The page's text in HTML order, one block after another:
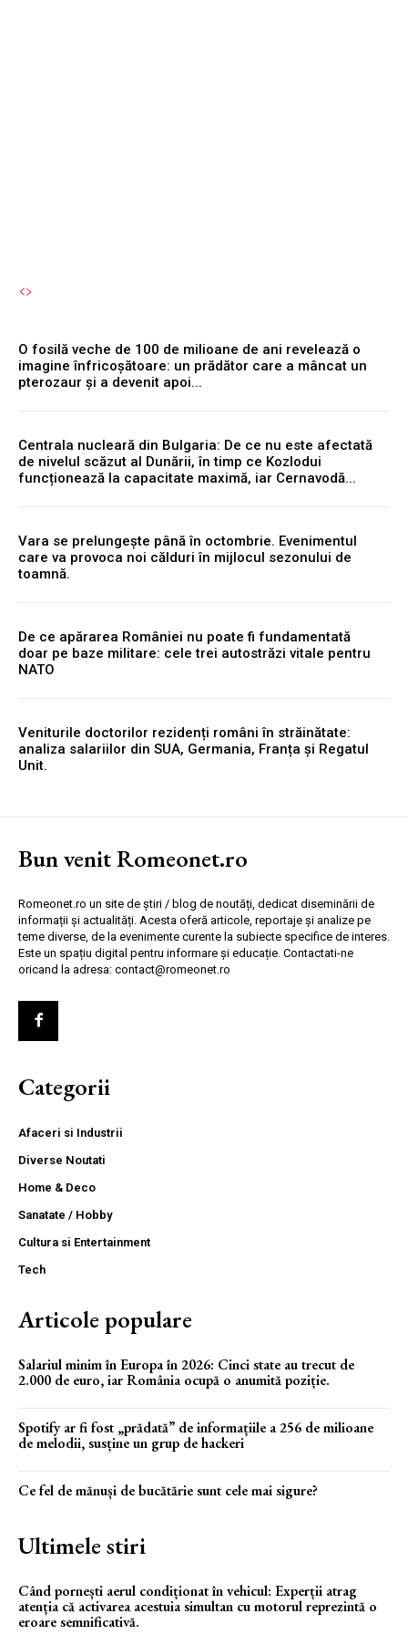
O fosilă veche de 100 de milioane de ani revelează o
imagine înfricoșătoare: un prădător care a mâncat un
pterozaur și a devenit apoi...
Centrala nucleară din Bulgaria: De ce nu este afectată
de nivelul scăzut al Dunării, în timp ce Kozlodui
funcționează la capacitate maximă, iar Cernavodă...
Vara se prelungește până în octombrie. Evenimentul
care va provoca noi călduri în mijlocul sezonului de
toamnă.
De ce apărarea României nu poate fi fundamentată
doar pe baze militare: cele trei autostrăzi vitale pentru
NATO
Veniturile doctorilor rezidenți români în străinătate:
analiza salariilor din SUA, Germania, Franța și Regatul
Unit.
Bun venit Romeonet.ro
Romeonet.ro un site de știri / blog de noutăți, dedicat diseminării de
informații și actualități. Acesta oferă articole, reportaje și analize pe
teme diverse, de la evenimente curente la subiecte specifice de interes.
Este un spațiu digital pentru informare și educație. Contactati-ne
oricand la adresa: contact@romeonet.ro
Categorii
Afaceri si Industrii
Diverse Noutati
Home & Deco
Sanatate / Hobby
Cultura si Entertainment
Tech
Articole populare
Salariul minim în Europa în 2026: Cinci state au trecut de
2.000 de euro, iar România ocupă o anumită poziție.
Spotify ar fi fost „prădată” de informațiile a 256 de milioane
de melodii, susține un grup de hackeri
Ce fel de mănuși de bucătărie sunt cele mai sigure?
Ultimele stiri
Când pornești aerul condiționat în vehicul: Experții atrag
atenția că activarea acestuia simultan cu motorul reprezintă o
eroare semnificativă.